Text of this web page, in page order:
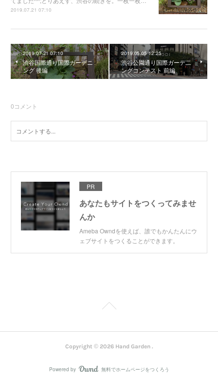
2019.07.21 07:10
2019.07.21 07:10
渋谷国際通り国際ガーデニ
ング 後編
2019.05.05 12:25
渋谷公園通り国際ガーデ二
ングコンテスト 前編
0コメント
PR
あなたもサイトをつくってみませ
んか
Ameba Owndを使えば、誰でもかんたんにウ
ェブサイトをつくることができます。
Copyright © 2026 Hand Garden .
Powered by AmebaOwnd
無料でホームページをつくろう